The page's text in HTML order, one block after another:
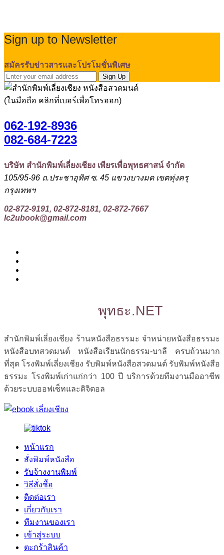
Sign up to Newsletter
สมัครรับข่าวสารและโปรโมชั่นพิเศษ
Sign Up
(ในมือถือ คลิกที่เบอร์เพื่อโทรออก)
062-192-8936
082-684-7223
บริษัท สำนักพิมพ์เลี่ยงเชียง เพียรเพื่อพุทธศาสน์ จำกัด
105/95-96 ถ.ประชาอุทิศ ซ. 45 แขวงบางมด เขตทุ่งครุ
กรุงเทพฯ
02-872-9191, 02-872-8181, 02-872-7667
lc2ubook@gmail.com
พุทธะ.NET
สำนักพิมพ์เลี่ยงเชียง ร้านหนังสือธรรมะ จำหน่ายหนังสือธรรมะ
หนังสือบทสวดมนต์ หนังสือเรียนนักธรรม-บาลี ครบถ้วนมาก
ที่สุด โรงพิมพ์เลี่ยงเชียง รับพิมพ์หนังสือสวดมนต์ รับพิมพ์หนังสือ
ธรรมะ โรงพิมพ์เก่าแก่กว่า 100 ปี บริการด้วยทีมงานมืออาชีพ
ด้วยระบบออฟเซ็ทและดิจิตอล
หน้าแรก
สั่งพิมพ์หนังสือ
รับจ้างงานพิมพ์
วิธีสั่งซื้อ
ติดต่อเรา
เกี่ยวกับเรา
ทีมงานของเรา
เข้าสู่ระบบ
ตะกร้าสินค้า